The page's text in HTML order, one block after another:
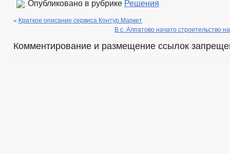
Опубликовано в рубрике Решения
« Краткое описание сервиса Контур.Маркет
В с. Алпатово начато строительство
Комментирование и размещение ссылок